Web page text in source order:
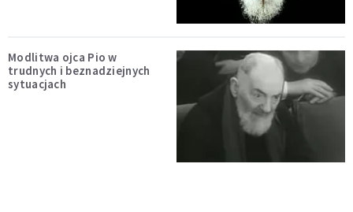
Modlitwa ojca Pio w
trudnych i beznadziejnych
sytuacjach